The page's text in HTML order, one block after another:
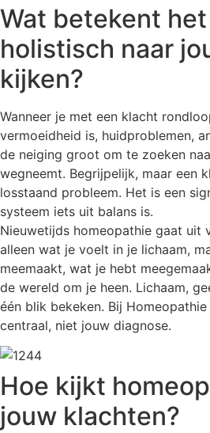
Wat betekent
holistisch naar
kijken?
Wanneer je met een klacht
vermoeidheid is, huidproblemen,
de neiging groot om te zoeken
wegneemt. Begrijpelijk, maar een
losstaand probleem. Het is een
systeem iets uit balans is.
Nieuwetijds homeopathie gaat uit
alleen wat je voelt in je lichaam,
meemaakt, wat je hebt
de wereld om je heen. Lichaam,
één blik bekeken. Bij
centraal, niet jouw diagnose.
Hoe kijkt
jouw klachten?